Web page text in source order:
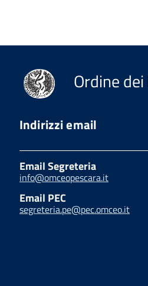
Ordine
Indirizzi email
Email Segreteria
info@omceopescara.it
Email PEC
segreteria.pe@pec.omceo.it